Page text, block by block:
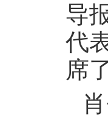
导
代
席